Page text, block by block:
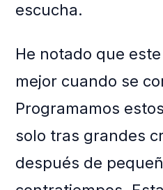
escucha.
He notado que
mejor cuando se
Programamos
solo tras grandes
después de